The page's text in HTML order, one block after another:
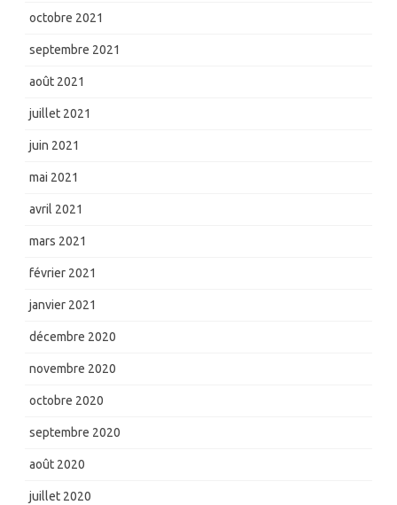
octobre 2021
septembre 2021
août 2021
juillet 2021
juin 2021
mai 2021
avril 2021
mars 2021
février 2021
janvier 2021
décembre 2020
novembre 2020
octobre 2020
septembre 2020
août 2020
juillet 2020